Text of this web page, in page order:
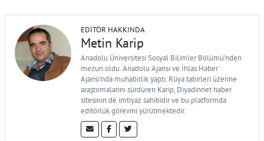
EDITÖR HAKKINDA
Metin Karip
Anadolu Üniversitesi Sosyal Bilimler Bölümü'nden
mezun oldu. Anadolu Ajansı ve İhlas Haber
Ajansı'nda muhabirlik yaptı. Rüya tabirleri üzerine
araştırmalarını sürdüren Karip, Diyadinnet haber
sitesinin de imtiyaz sahibidir ve bu platformda
editörlük görevini yürütmektedir.